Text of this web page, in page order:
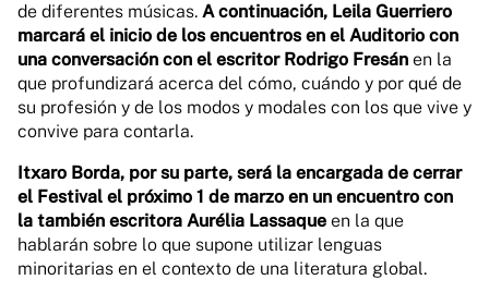
de diferentes músicas. A continuación, Leila Guerriero
marcará el inicio de los encuentros en el Auditorio con
una conversación con el escritor Rodrigo Fresán en la
que profundizará acerca del cómo, cuándo y por qué de
su profesión y de los modos y modales con los que vive y
convive para contarla.
Itxaro Borda, por su parte, será la encargada de cerrar
el Festival el próximo 1 de marzo en un encuentro con
la también escritora Aurélia Lassaque en la que
hablarán sobre lo que supone utilizar lenguas
minoritarias en el contexto de una literatura global.